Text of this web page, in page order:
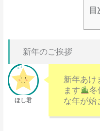
目
新年のご挨拶
新年あけ
ます
冬
な年が始